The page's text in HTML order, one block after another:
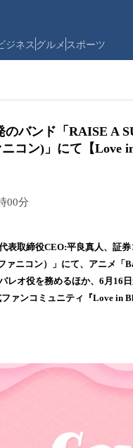
ジネス グルメ スポーツ
のバンド「RAISE A
コン)」にて【Love
00分
表取締役CEO:平良真人、証
ァニコン）」にて、アニメ「
レオ役を務めるほか、6月16
ァンコミュニティ『Love in